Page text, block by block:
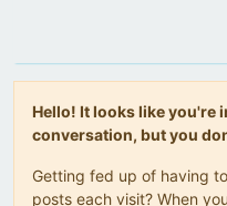
Hello! It looks like you're
conversation, but you
Getting fed up of having
posts each visit? When